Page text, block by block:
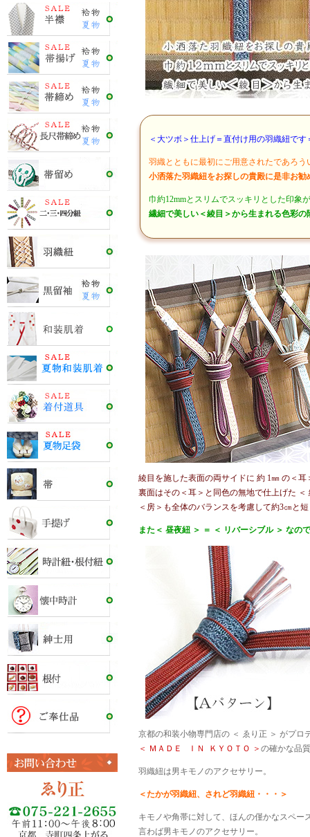
＜大ツボ＞仕上げ＝直付け用の羽織紐で
羽織とともに最初にご用意されたであろ
小洒落た羽織紐をお探しの貴殿に是非お勧
巾約12mmとスリムでスッキリとした印象
繊細で美しい＜綾目＞から生まれる色彩
綾目を施した表面の両サイドに 約 1㎜ の＜耳
裏面はその＜耳＞と同色の無地で仕上げた
＜房＞も全体のバランスを考慮して約3㎝と
また＜ 昼夜紐 ＞ ＝ ＜ リバーシブル ＞ なの
京都の和装小物専門店の ＜ ゑり正 ＞ がプロ
＜ ＭＡＤＥ ＩＮ ＫＹＯＴＯ ＞ の確かな品
羽織紐は男キモノのアクセサリー。
＜たかが羽織紐、されど羽織紐・・・＞
キモノや角帯に対して、ほんの僅かなスペー
言わば男キモノのアクセサリー。